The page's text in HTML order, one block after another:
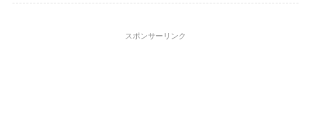
スポンサーリンク